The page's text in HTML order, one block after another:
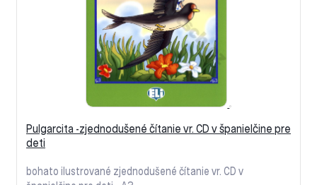
Pulgarcita -zjednodušené čítanie vr. CD v španielčine pre
deti
bohato ilustrované zjednodušené čítanie vr. CD v